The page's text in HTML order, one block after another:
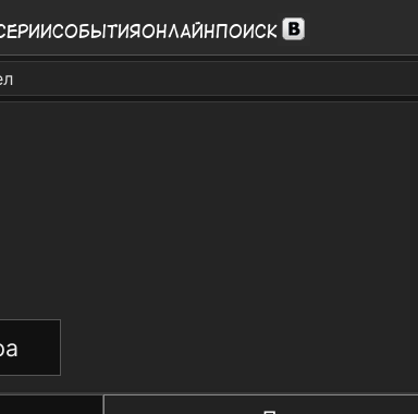
СобытияОнлайнПоиск